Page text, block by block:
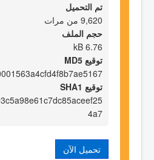
تم التحميل
9,620 من مرات
حجم الملف
6.76 kB
توقيع MD5
توقيع SHA1
4a7
تحميل الآن